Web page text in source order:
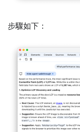
步驟如下：